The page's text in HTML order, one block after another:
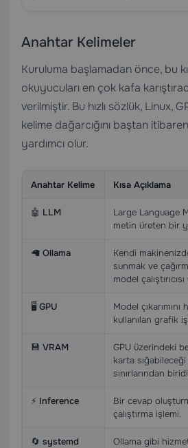
Anahtar Kelimeler
Kuruluma başlamadan önce, bu
okuyucuları en çok kafa
verilmiştir. Bu hızlı sözlük, Linux,
kelime dağarcığını baştan
yardımcı olur.
Anahtar Kelime Kısa Açıklama
🤖 LLM
Large Language
metin üreten bir
🦙 Ollama
Kendi
sunmak ve
model
🖥️ GPU
Model çıkarımını
kullanılan grafik
💾 VRAM
GPU üzerindeki
karta
sınırlarından
⚡ Inference
Bir cevap
çalıştırma işlemi.
🔄 systemd
Ollama gibi